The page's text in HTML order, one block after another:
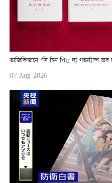
তাজিকিস্তানে ‘সি চিন পিং: দ্য গভর্ন্যান্স
07-Aug-2026